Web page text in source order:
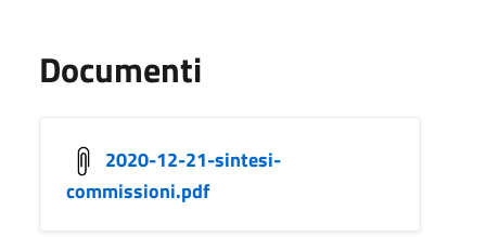
Documenti
2020-12-21-sintesi-
commissioni.pdf